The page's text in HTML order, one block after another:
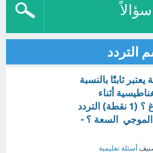
التردد
يعتبر ثابتًا بالنسبة
أثناء
انتقالها في الفراغ ؟ (1 نقطة) التردد
السعة ؟ -
أسئلة تعليمية